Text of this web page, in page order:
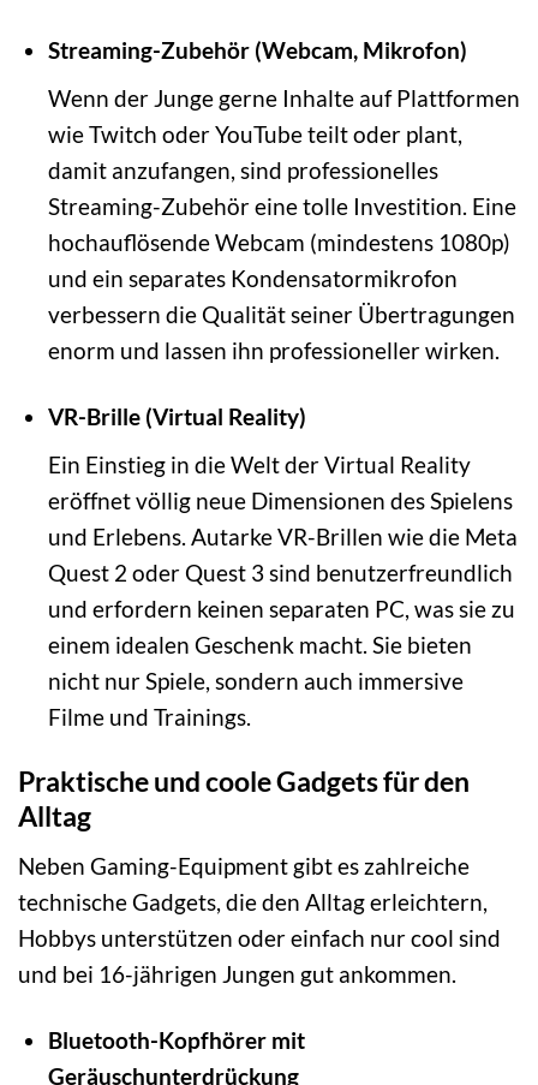
Streaming-Zubehör (Webcam, Mikrofon)
Wenn der Junge gerne Inhalte auf Plattformen
wie Twitch oder YouTube teilt oder plant,
damit anzufangen, sind professionelles
Streaming-Zubehör eine tolle Investition. Eine
hochauflösende Webcam (mindestens 1080p)
und ein separates Kondensatormikrofon
verbessern die Qualität seiner Übertragungen
enorm und lassen ihn professioneller wirken.
VR-Brille (Virtual Reality)
Ein Einstieg in die Welt der Virtual Reality
eröffnet völlig neue Dimensionen des Spielens
und Erlebens. Autarke VR-Brillen wie die Meta
Quest 2 oder Quest 3 sind benutzerfreundlich
und erfordern keinen separaten PC, was sie zu
einem idealen Geschenk macht. Sie bieten
nicht nur Spiele, sondern auch immersive
Filme und Trainings.
Praktische und coole Gadgets für den
Alltag
Neben Gaming-Equipment gibt es zahlreiche
technische Gadgets, die den Alltag erleichtern,
Hobbys unterstützen oder einfach nur cool sind
und bei 16-jährigen Jungen gut ankommen.
Bluetooth-Kopfhörer mit
Geräuschunterdrückung